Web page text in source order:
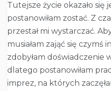
Tutejsze życie okazało się
postanowiłam zostać. Z
przestał mi wystarczać.
musiałam zająć się czymś
zdobyłam doświadczenie
dlatego postanowiłam
imprez, na których